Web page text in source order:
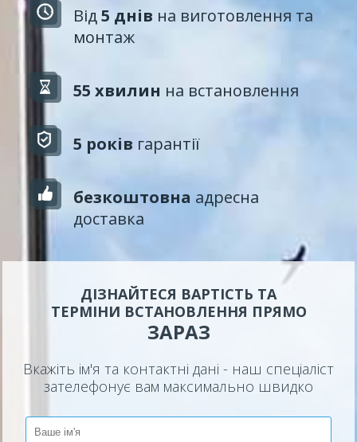
Від5 днів на виготовлення та
монтаж
55 хвилин на встановлення
5 років гарантії
безкоштовна адресна
доставка
ДІЗНАЙТЕСЯ ВАРТІСТЬ ТА
ТЕРМІНИ ВСТАНОВЛЕННЯ ПРЯМО
ЗАРАЗ
Вкажіть ім'я та контактні дані - наш спеціаліст
зателефонує вам максимально швидко